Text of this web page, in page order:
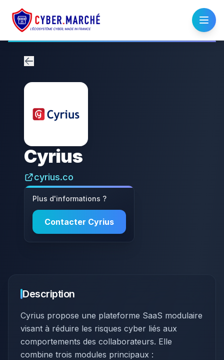
Cyrius
cyrius.co
Plus d'informations ?
Contacter Cyrius
Description
Cyrius propose une plateforme SaaS modulaire
visant à réduire les risques cyber liés aux
comportements des collaborateurs. Elle
combine trois modules principaux :